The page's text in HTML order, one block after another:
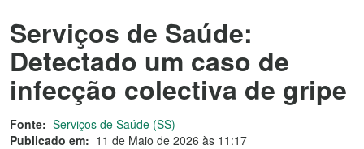
Serviços de Saúde:
Detectado um caso de
infecção colectiva de gripe
Fonte: Serviços de Saúde (SS)
Publicado em: 11 de Maio de 2026 às 11:17